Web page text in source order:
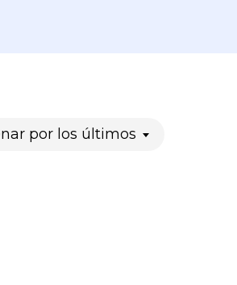
por los últimos